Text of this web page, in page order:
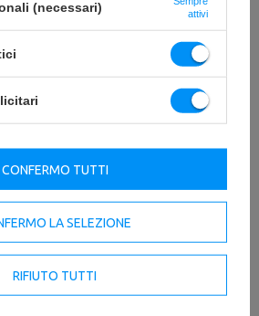
tecniche
147,1 cm
5 posizioni di seduta
(necessari)
attivi
LA SELEZIONE
RIFIUTO TUTTI
CONFERMO TUTTI